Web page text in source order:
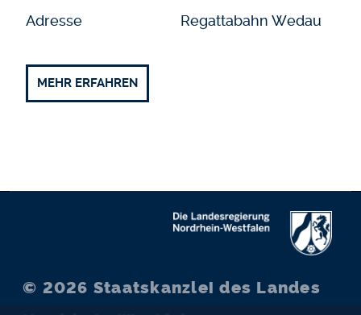
Adresse
Regattabahn Wedau
MEHR ERFAHREN
© 2026 Staatskanzlei des Landes